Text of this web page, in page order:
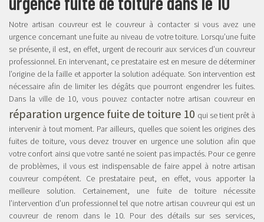
Notre artisan couvreur est le couvreur à contacter si vous avez une
urgence concernant une fuite au niveau de votre toiture. Lorsqu’une fuite
se présente, il est, en effet, urgent de recourir aux services d’un couvreur
professionnel. En intervenant, ce prestataire est en mesure de déterminer
l’origine de la faille et apporter la solution adéquate. Son intervention est
nécessaire afin de limiter les dégâts que pourront engendrer les fuites.
Dans la ville de 10, vous pouvez contacter notre artisan couvreur en
réparation urgence fuite de toiture 10 qui se tient prêt à
intervenir à tout moment. Par ailleurs, quelles que soient les origines des
fuites de toiture, vous devez trouver en urgence une solution afin que
votre confort ainsi que votre santé ne soient pas impactés. Pour ce genre
de problèmes, il vous est indispensable de faire appel à notre artisan
couvreur compétent. Ce prestataire peut, en effet, vous apporter la
meilleure solution. Certainement, une fuite de toiture nécessite
l’intervention d’un professionnel tel que notre artisan couvreur qui est un
couvreur de renom dans le 10. Pour des détails sur ses services,